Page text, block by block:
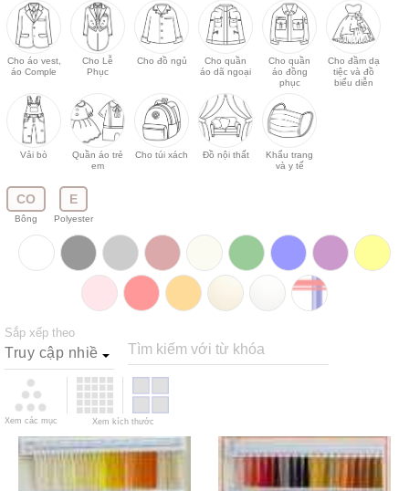
Cho áo vest,
áo Comple
Cho Lễ
Phục
Cho đồ ngủ
Cho quần
áo dã ngoại
Cho quần
áo đồng
phục
Cho đầm dạ
tiệc và đồ
biểu diễn
Vải bò
Quần áo trẻ
em
Cho túi xách Đồ nội thất
Khẩu trang
và y tế
CO
Bông
E
Polyester
Sắp xếp theo
Tìm kiếm với từ khóa
Xem các mục Xem kích thước